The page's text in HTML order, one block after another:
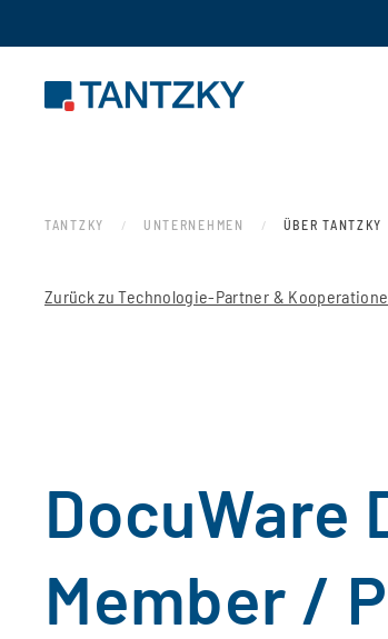
Zum Hauptinhalt springen
TANTZKY UNTERNEHMEN ÜBER TANTZKY
Zurück zu Technologie-Partner &
DocuWare
Member /